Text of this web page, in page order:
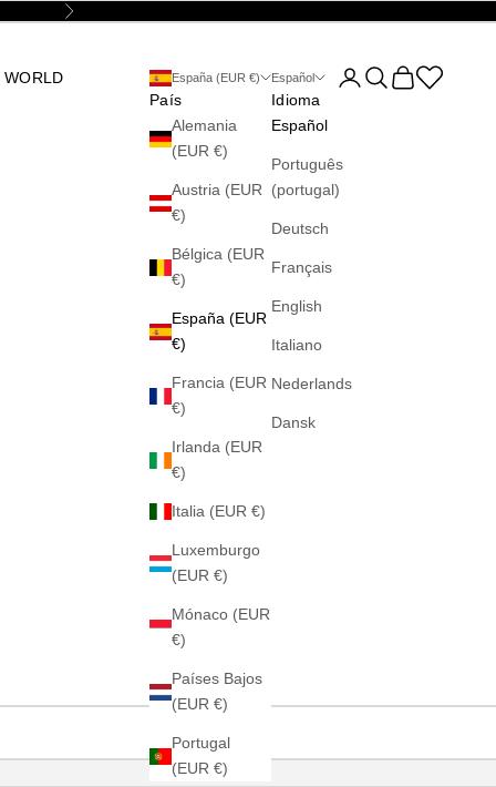
Siguiente
WORLD España (EUR €)
País
Alemania
(EUR €)
Austria (EUR
€)
Bélgica (EUR
€)
España (EUR
€)
Francia (EUR
€)
Irlanda (EUR
€)
Italia (EUR €)
Luxemburgo
(EUR €)
Mónaco (EUR
€)
Países Bajos
(EUR €)
Portugal
(EUR €)
Español
Idioma
Español
Português
(portugal)
Deutsch
Français
English
Italiano
Nederlands
Dansk
Abrir página de la
Abrir búsqueda
Abrir cesta
Abrir la